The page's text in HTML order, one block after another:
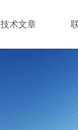
技术文章